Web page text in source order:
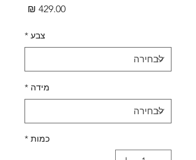
צבע *
מידה *
כמות *